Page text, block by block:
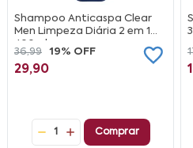
Shampoo Anticaspa Clear
Men Limpeza Diária 2 em 1
400ml
36,99 19% OFF
29,90
1 Comprar